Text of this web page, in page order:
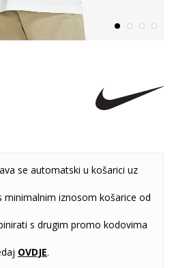
se automatski u košarici uz
minimalnim iznosom košarice od
s drugim promo kodovima
OVDJE.